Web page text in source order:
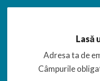
Lasă
Adresa ta de
Câmpurile